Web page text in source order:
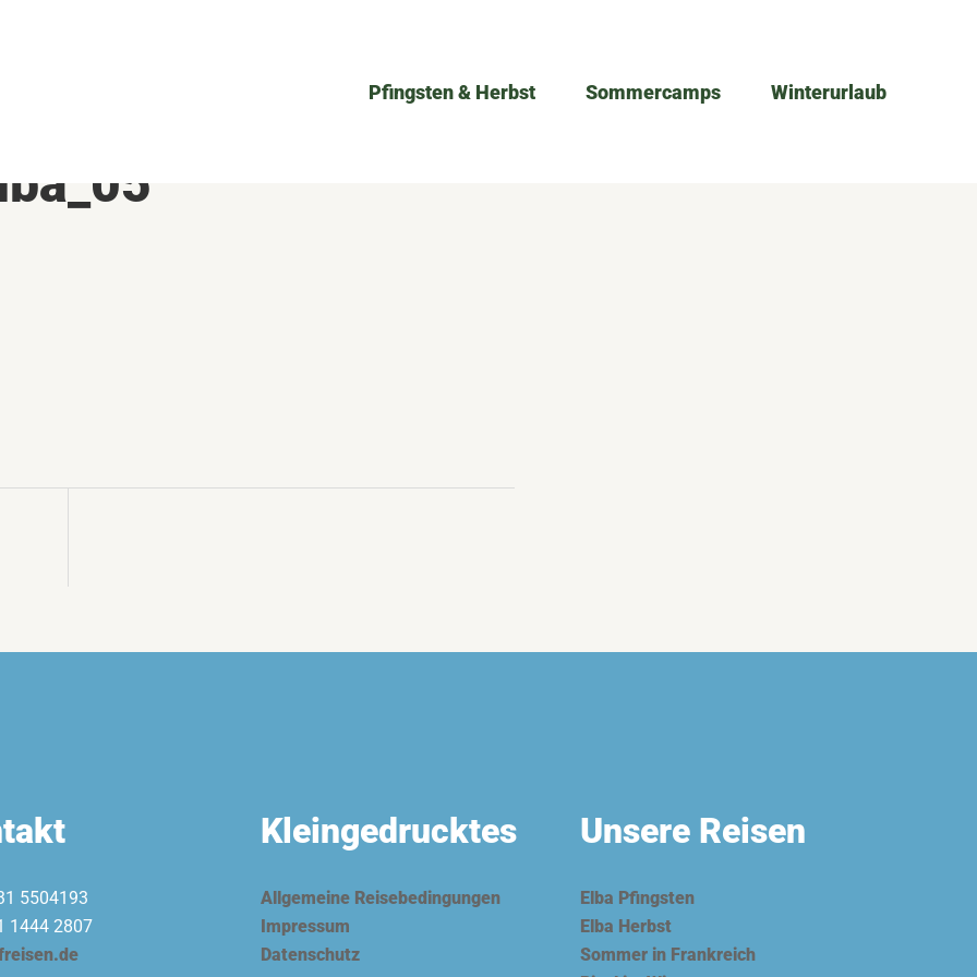
Pfingsten & Herbst Sommercamps Winterurlaub
5504193
1444 2807
Kleingedrucktes
Allgemeine Reisebedingungen
Impressum
Datenschutz
Unsere Reisen
Elba Pfingsten
Elba Herbst
Sommer in Frankreich